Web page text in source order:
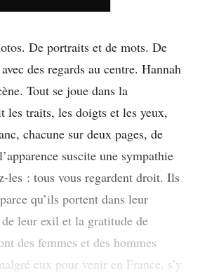
De portraits et de mots. De
des regards au centre. Hannah
Tout se joue dans la
les traits, les doigts et les yeux,
chacune sur deux pages, de
suscite une sympathie
les : tous vous regardent droit. Ils
qu’ils portent dans leur
leur exil et la gratitude de
des femmes et des hommes
eux pour venir en France, s’y